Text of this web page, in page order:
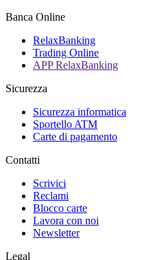
Banca Online
RelaxBanking
Trading Online
APP RelaxBanking
Sicurezza
Sicurezza informatica
Sportello ATM
Carte di pagamento
Contatti
Scrivici
Reclami
Blocco carte
Lavora con noi
Newsletter
Legal